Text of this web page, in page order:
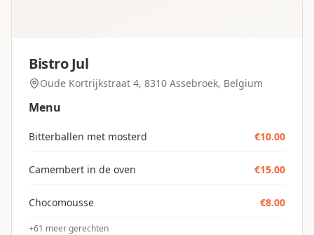
Bistro Jul
Oude Kortrijkstraat 4, 8310 Assebroek, Belgium
Menu
Bitterballen met mosterd €10.00
Camembert in de oven €15.00
Chocomousse €8.00
+61 meer gerechten